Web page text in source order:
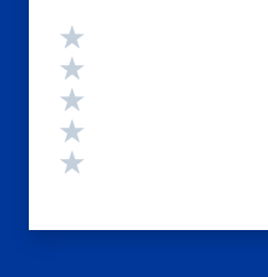
Valutazione